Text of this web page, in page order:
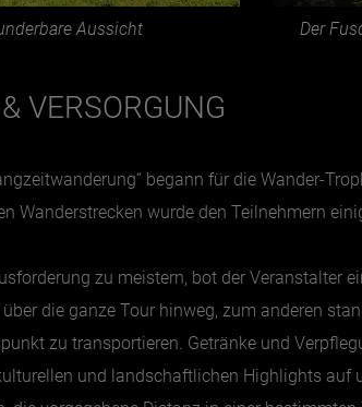
Aussicht Der
VERSORGUNG
begann für die Wander-
Wanderstrecken wurde den Teilnehmern
zu meistern, bot der Veranstalter
die ganze Tour hinweg, zum anderen
zu transportieren. Getränke und
und landschaftlichen Highlights auf